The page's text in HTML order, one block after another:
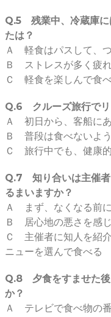
Q.5 残業中、冷蔵庫に
たは？
Ａ 軽食はパスして、
Ｂ ストレスが多く疲
Ｃ 軽食を楽しんで食
Q.6 クルーズ旅行でリ
Ａ 初日から、客船に
Ｂ 普段は食べないよ
Ｃ 旅行中でも、健康
Q.7 知り合いは主催者
るまいますか？
Ａ まず、なくなる前
Ｂ 居心地の悪さを感
Ｃ 主催者に知人を紹
ニューを選んで食べる
Q.8 夕食をすませた後
か？
Ａ テレビで食べ物の